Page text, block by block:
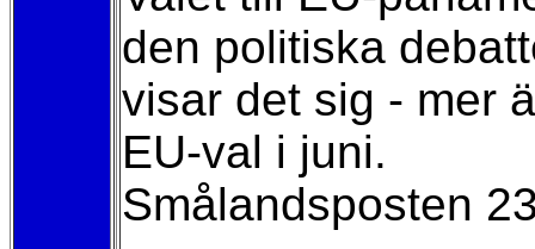
den politiska
visar det sig - mer
EU-val i juni.
Smålandsposten